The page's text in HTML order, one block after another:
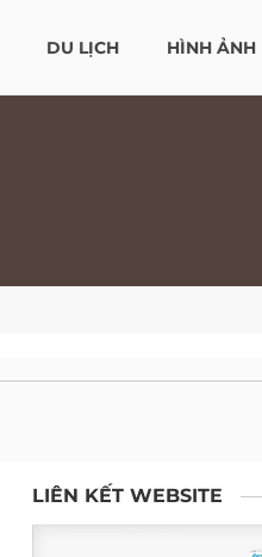
DU LỊCH HÌNH ẢNH
LIÊN KẾT WEBSITE